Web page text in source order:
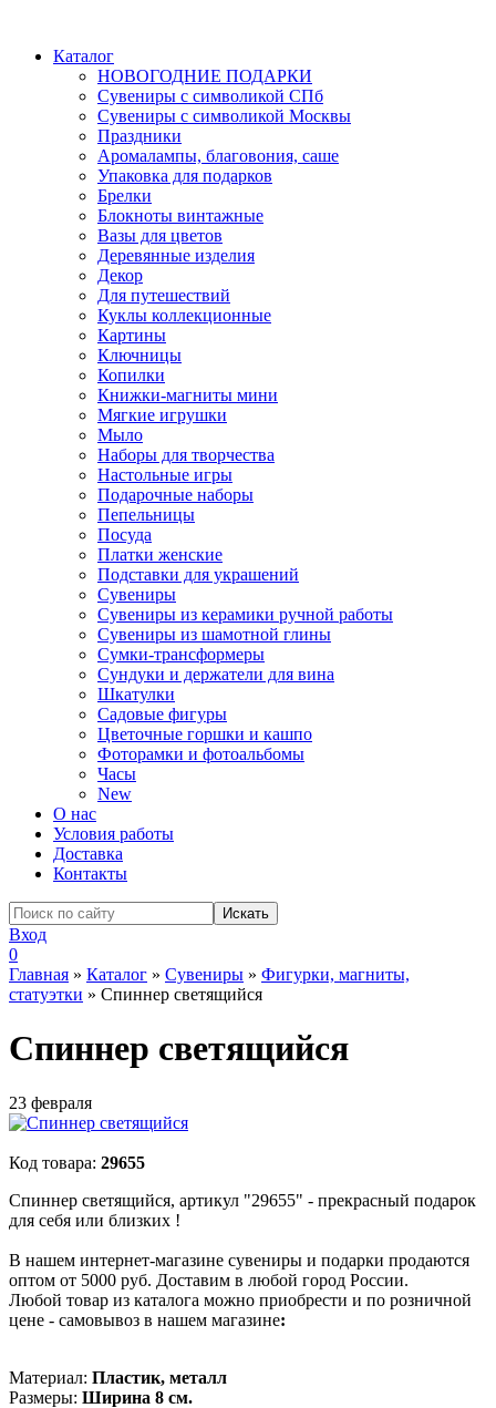
Каталог
НОВОГОДНИЕ ПОДАРКИ
Сувениры с символикой СПб
Сувениры с символикой Москвы
Праздники
Аромалампы, благовония, саше
Упаковка для подарков
Брелки
Блокноты винтажные
Вазы для цветов
Деревянные изделия
Декор
Для путешествий
Куклы коллекционные
Картины
Ключницы
Копилки
Книжки-магниты мини
Мягкие игрушки
Мыло
Наборы для творчества
Настольные игры
Подарочные наборы
Пепельницы
Посуда
Платки женские
Подставки для украшений
Сувениры
Сувениры из керамики ручной работы
Сувениры из шамотной глины
Сумки-трансформеры
Сундуки и держатели для вина
Шкатулки
Садовые фигуры
Цветочные горшки и кашпо
Фоторамки и фотоальбомы
Часы
New
О нас
Условия работы
Доставка
Контакты
Вход
0
Главная » Каталог » Сувениры » Фигурки, магниты,
статуэтки » Спиннер светящийся
Спиннер светящийся
23 февраля
Код товара: 29655
Спиннер светящийся, артикул "29655" - прекрасный подарок
для себя или близких !
В нашем интернет-магазине сувениры и подарки продаются
оптом от 5000 руб. Доставим в любой город России.
Любой товар из каталога можно приобрести и по розничной
цене - самовывоз в нашем магазине:
Материал: Пластик, металл
Размеры: Ширина 8 см.